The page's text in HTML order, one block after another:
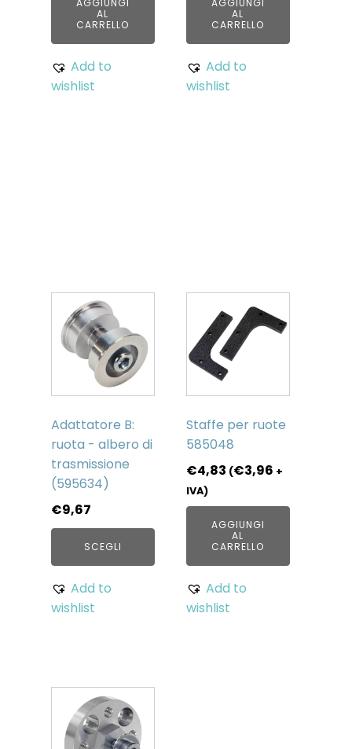
AGGIUNGI
AL
CARRELLO
Add to
wishlist
AGGIUNGI
AL
CARRELLO
Add to
wishlist
Adattatore B:
ruota - albero di
trasmissione
(595634)
€9,67
SCEGLI
Questo
prodotto
ha
varianti.
Le
opzioni
possono
essere
scelte
pagina
Add to
wishlist
Staffe per ruote
585048
€4,83 (€3,96 +
IVA)
AGGIUNGI
AL
CARRELLO
Add to
wishlist